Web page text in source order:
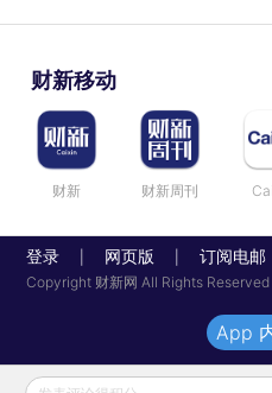
财新移动
财新 财新周刊
登录 网页版 订阅电邮
Copyright 财新网 All Rights Reserved
App